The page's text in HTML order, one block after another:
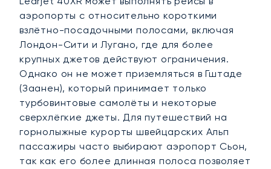
аэропорты с относительно короткими
взлётно-посадочными полосами, включая
Лондон-Сити и Лугано, где для более
крупных джетов действуют ограничения.
Однако он не может приземляться в Гштаде
(Заанен), который принимает только
турбовинтовые самолёты и некоторые
сверхлёгкие джеты. Для путешествий на
горнолыжные курорты швейцарских Альп
пассажиры часто выбирают аэропорт Сьон,
так как его более длинная полоса позволяет